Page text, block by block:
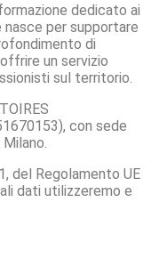
dedicato ai
per supportare
di
un servizio
sul territorio.
con sede
del Regolamento UE
dati utilizzeremo e